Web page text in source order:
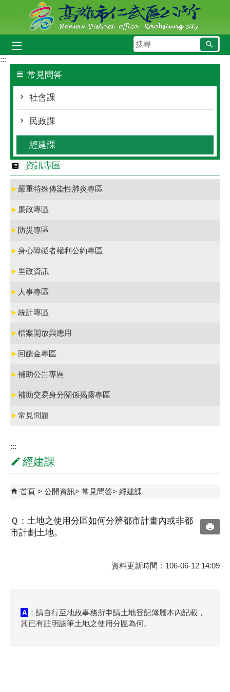
跳到主要內容區塊
搜
尋
:::
常見問答
社會課
民政課
經建課
資訊專區
► 嚴重特殊傳染性肺炎專區
► 廉政專區
► 防災專區
►身心障礙者權利公約專區
► 里政資訊
► 人事專區
►統計專區
►檔案開放與應用
► 回饋金專區
►補助公告專區
►補助交易身分關係揭露專區
►常見問題
:::
經建課
首頁 公開資訊 常見問答 經建課
Ｑ：土地之使用分區如何分辨都市計畫內或非都
市計劃土地。
資料更新時間：106-06-12 14:09
Ａ ：請自行至地政事務所申請土地登記簿謄本內記載，
其已有註明該筆土地之使用分區為何。